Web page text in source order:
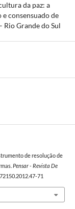
da paz: a
consensuado de
Rio Grande do Sul
de resolução de
Pensar - Revista De
71